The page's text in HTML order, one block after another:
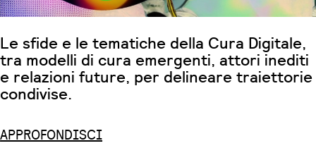
Le sfide e le tematiche della Cura Digitale,
tra modelli di cura emergenti, attori inediti
e relazioni future, per delineare traiettorie
condivise.
APPROFONDISCI